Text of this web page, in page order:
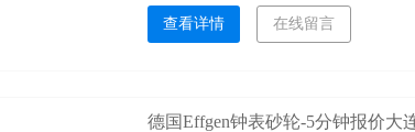
加精准和10781520KRF。
查看详情 在线留言
德国Effgen钟表砂轮-5分钟报价大